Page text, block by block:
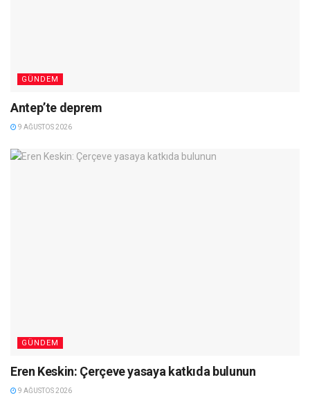
GÜNDEM
Antep’te deprem
9 AĞUSTOS 2026
GÜNDEM
Eren Keskin: Çerçeve yasaya katkıda bulunun
9 AĞUSTOS 2026